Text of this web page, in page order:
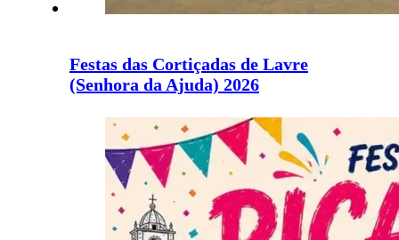
Festas das Cortiçadas de Lavre
(Senhora da Ajuda) 2026